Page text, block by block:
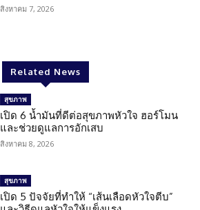
สิงหาคม 7, 2026
Related News
สุขภาพ
เปิด 6 น้ำมันที่ดีต่อสุขภาพหัวใจ ฮอร์โมน
และช่วยดูแลการอักเสบ
สิงหาคม 8, 2026
สุขภาพ
เปิด 5 ปัจจัยที่ทำให้ “เส้นเลือดหัวใจตีบ”